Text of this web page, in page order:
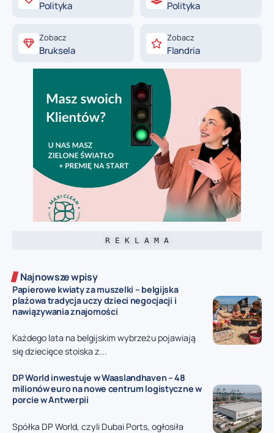
Polityka Polityka
Zobacz
Bruksela
Zobacz
Flandria
R E K L A M A
Najnowsze wpisy
Papierowe kwiaty za muszelki – belgijska
plażowa tradycja uczy dzieci negocjacji i
nawiązywania znajomości
Każdego lata na belgijskim wybrzeżu pojawiają
się dziecięce stoiska z...
DP World inwestuje w Waaslandhaven – 48
milionów euro na nowe centrum logistyczne w
porcie w Antwerpii
Spółka DP World, czyli Dubai Ports, ogłosiła